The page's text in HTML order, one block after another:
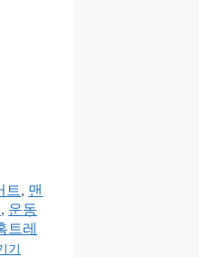
트, 맨
, 운동
트레
기